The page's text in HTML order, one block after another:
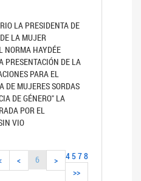
LA PRESIDENTA DE
LA MUJER
NORMA HAYDÉE
PRESENTACIÓN DE LA
PARA EL
DE MUJERES SORDAS
DE GÉNERO" LA
POR EL
VIO
< 4 5
6 78
>
>>